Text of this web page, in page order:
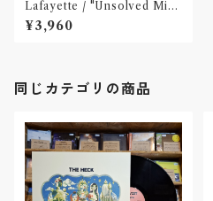
Lafayette / "Unsolved Mira
cles" (12 inch) Released by
SAY HELLO TO NEVER RE
¥3,960
同じカテゴリの商品